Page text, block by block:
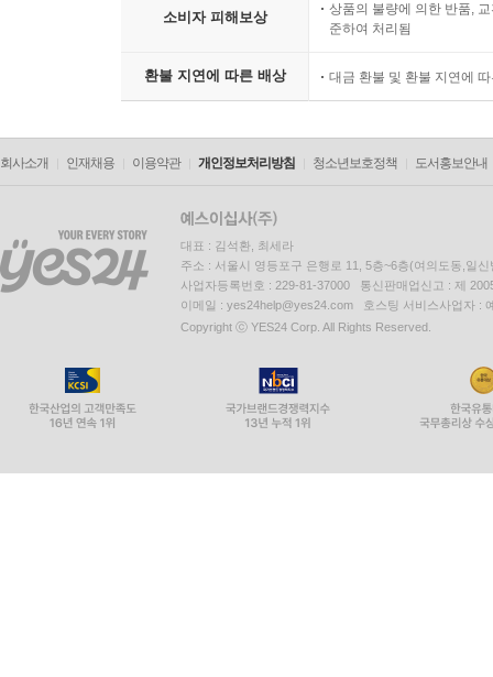
소비자 피해보상
상품의 불량에 의한 반품,
준하여 처리됨
환불 지연에 따른 배상 대금 환불 및 환불 지연에
회사소개 인재채용 이용약관 개인정보처리방침 청소년보호정책 도서홍보안내
대표 : 김석환, 최세라
주소 : 서울시 영등포구 은행로 11, 5층~6층(여의도동,일신
사업자등록번호 : 229-81-37000 통신판매업신고 : 제
이메일 : yes24help@yes24.com 호스팅 서비스사업자 :
Copyright ⓒ YES24 Corp. All Rights Reserved.